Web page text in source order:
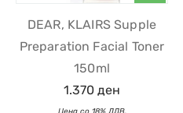
DEAR, KLAIRS Supple
Preparation Facial Toner
150ml
1.370 ден